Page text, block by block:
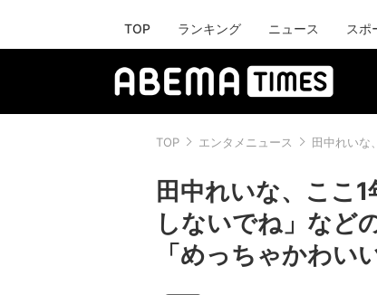
TOP ランキング ニュース スポ
TOP エンタメニュース 田中れいな
田中れいな、ここ
しないでね」など
「めっちゃかわい